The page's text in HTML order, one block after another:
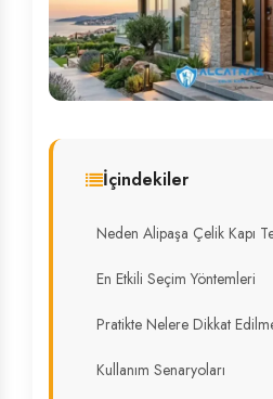
İçindekiler
Neden Alipaşa Çelik Kapı
En Etkili Seçim Yöntemleri
Pratikte Nelere Dikkat
Kullanım Senaryoları